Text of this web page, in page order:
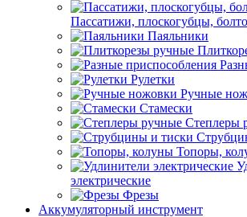
Пассатижи, плоскогубцы,
Паяльники
Рулетки
Ручные
Стамески
Степлеры
Топоры,
электрические
Фрезы
Аккумуляторный инструмент